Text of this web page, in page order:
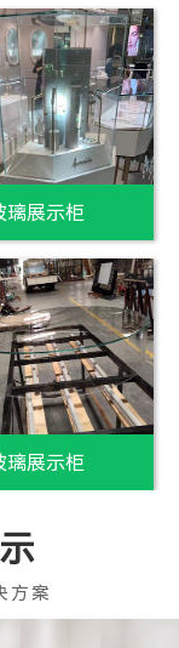
玻璃加工
玻璃销售